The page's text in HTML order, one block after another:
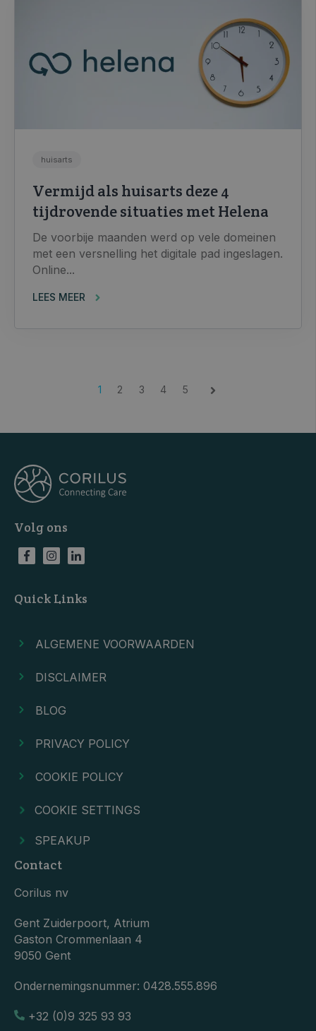
huisarts
Vermijd als huisarts deze 4
tijdrovende situaties met Helena
De voorbije maanden werd op vele domeinen
met een versnelling het digitale pad ingeslagen.
Online...
LEES MEER
1 2 3 4 5
Volgende
Volg ons
Quick Links
ALGEMENE VOORWAARDEN
DISCLAIMER
BLOG
PRIVACY POLICY
COOKIE POLICY
COOKIE SETTINGS
SPEAKUP
Contact
Corilus nv
Gent Zuiderpoort, Atrium
Gaston Crommenlaan 4
9050 Gent
Ondernemingsnummer: 0428.555.896
+32 (0)9 325 93 93